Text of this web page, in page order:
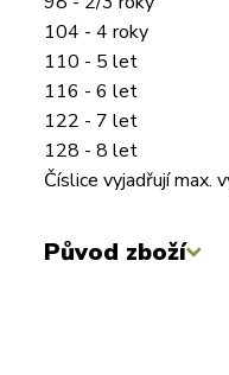
104 - 4 roky
110 - 5 let
116 - 6 let
122 - 7 let
128 - 8 let
Číslice vyjadřují max.
Původ zboží